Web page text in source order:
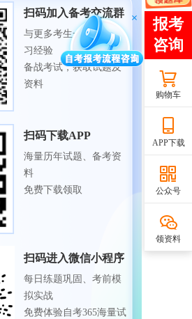
扫码加入备考交流群
与更多考生一起交流学
习经验
备战考试，获取试题及
资料
扫码下载APP
海量历年试题、备考资
料
免费下载领取
扫码进入微信小程序
每日练题巩固、考前模
拟实战
免费体验自考365海量试
购物车
APP下载
公众号
领资料